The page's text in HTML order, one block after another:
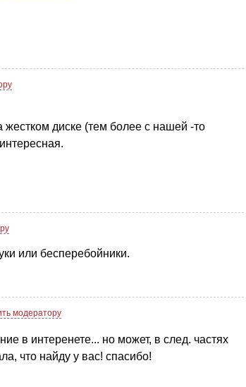
диске (тем более с нашей -то
или бесперебойники.
модератору
в интеренете... но может, в след. частях
что найду у вас! спасибо!